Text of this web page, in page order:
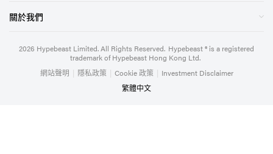
關於我們
2026 Hypebeast Limited. All Rights Reserved. Hypebeast ® is a registered
trademark of Hypebeast Hong Kong Ltd.
網站聲明 | 隱私政策 | Cookie 政策 | Investment Disclaimer
繁體中文